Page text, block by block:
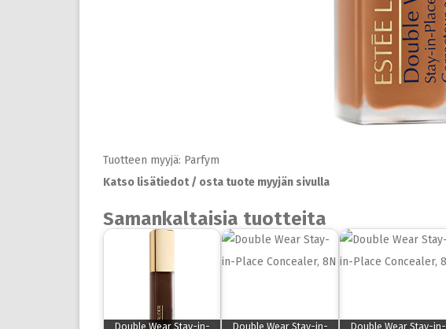
Tuotteen myyjä: Parfym
Katso lisätiedot / osta tuote myyjän sivulla
Samankaltaisia tuotteita
Double Wear Stay-in-
Double Wear Stay-in-
Double Wear Stay-in-